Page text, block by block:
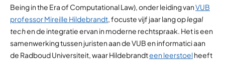
Being in the Era of Computational Law), onder leiding vanVUB
professor Mireille Hildebrandt , focuste vijf jaar lang oplegal
techen de integratie ervan in moderne rechtspraak. Het is een
samenwerking tussen juristen aan de VUB en informatici aan
de Radboud Universiteit, waar Hildebrandteen leerstoelheeft